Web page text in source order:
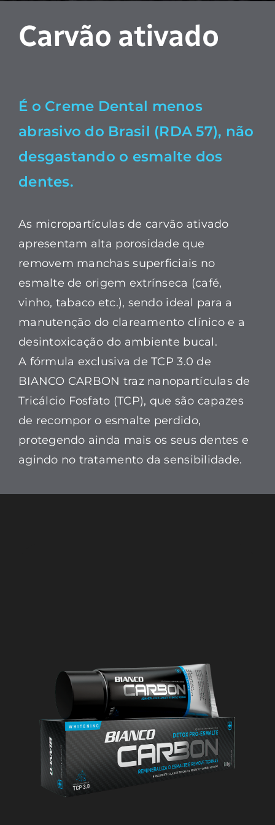
Tecnologia
Sustentabilidade
Carvão ativado
É o Creme Dental menos
abrasivo do Brasil (RDA 57), não
desgastando o esmalte dos
dentes.
As micropartículas de carvão ativado
apresentam alta porosidade que
removem manchas superficiais no
esmalte de origem extrínseca (café,
vinho, tabaco etc.), sendo ideal para a
manutenção do clareamento clínico e a
desintoxicação do ambiente bucal.
A fórmula exclusiva de TCP 3.0 de
BIANCO CARBON traz nanopartículas de
Tricálcio Fosfato (TCP), que são capazes
de recompor o esmalte perdido,
protegendo ainda mais os seus dentes e
agindo no tratamento da sensibilidade.